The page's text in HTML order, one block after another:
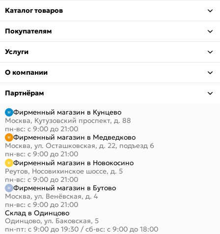
Каталог товаров
Покупателям
Услуги
О компании
Партнёрам
Фирменный магазин в Кунцево
Москва, Кутузовский проспект, д. 88
пн-вс: с 9:00 до 21:00
Фирменный магазин в Медведково
Москва, ул. Осташковская, д. 22, подъезд 6
пн-вс: с 9:00 до 21:00
Фирменный магазин в Новокосино
Реутов, Носовихинское шоссе, д. 5
пн-вс: с 9:00 до 21:00
Фирменный магазин в Бутово
Москва, ул. Венёвская, д. 4
пн-вс: с 9:00 до 21:00
Склад в Одинцово
Одинцово, ул. Баковская, 5
пн-пт: с 9:00 до 19:30 / сб-вс: с 9:00 до 18:00